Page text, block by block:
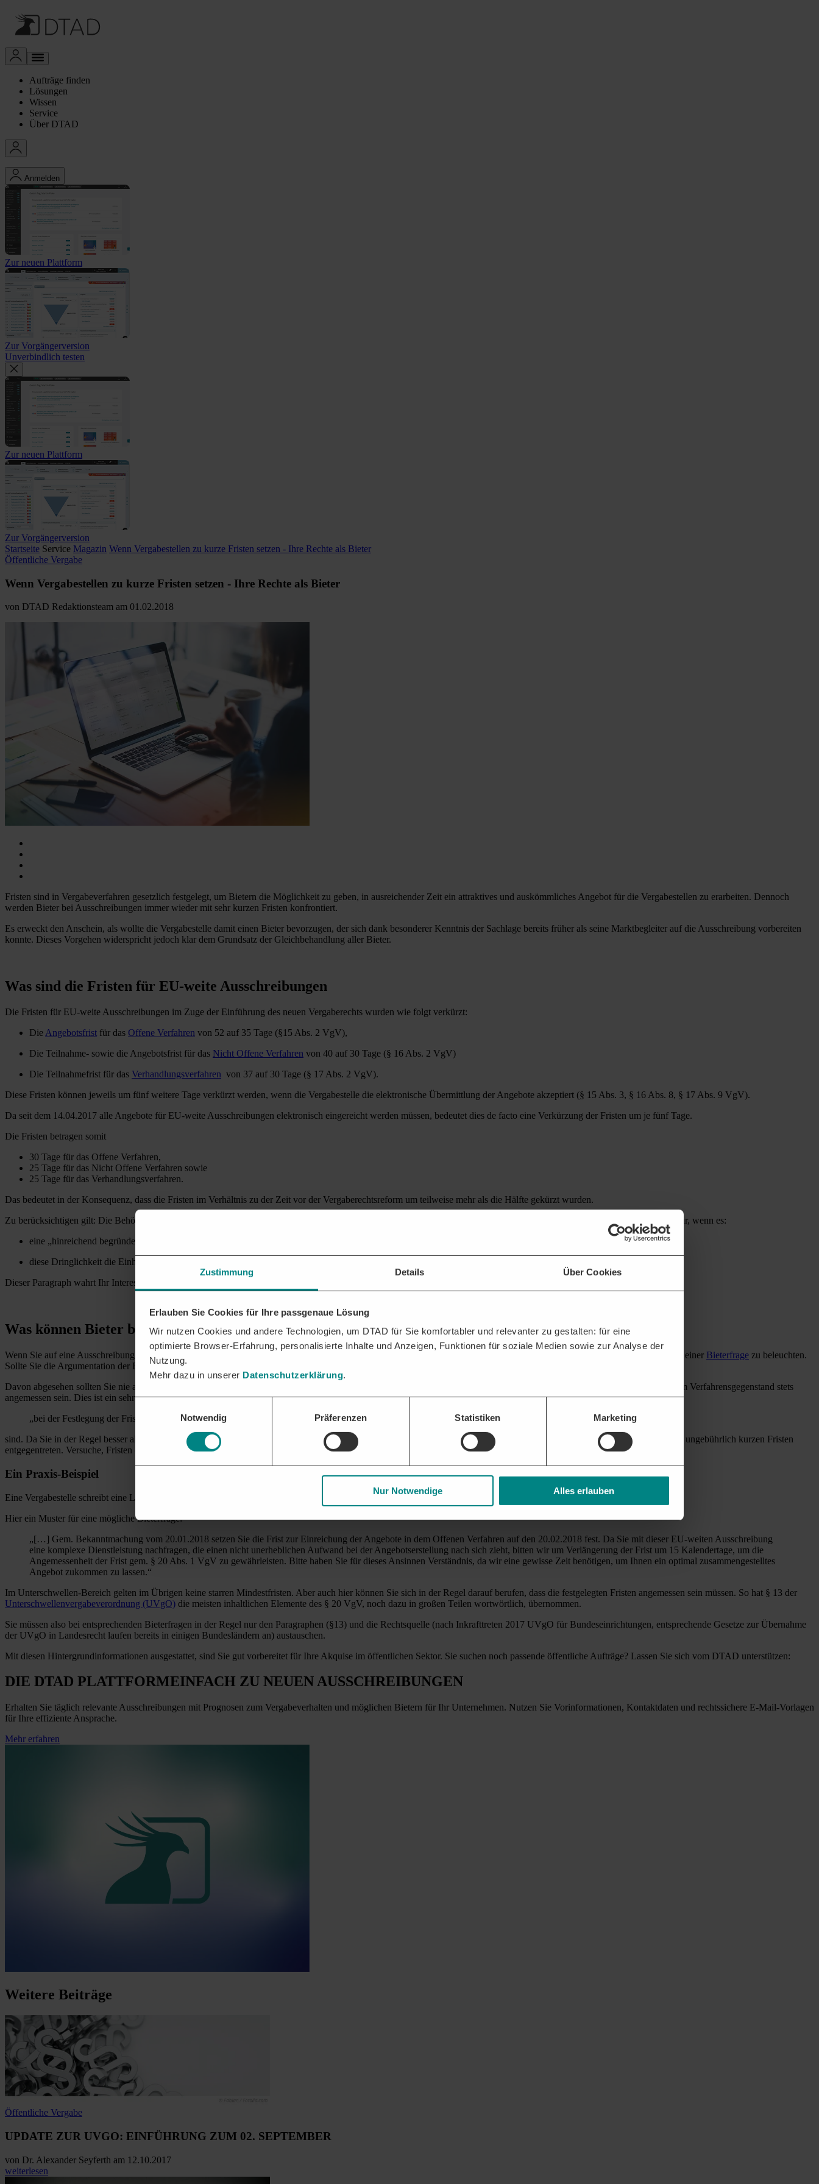
Zustimmung Details Über Cookies
Erlauben Sie Cookies für Ihre passgenaue Lösung
Wir nutzen Cookies und andere Technologien, um DTAD für Sie komfortabler und relevanter zu gestalten: für eine
optimierte Browser-Erfahrung, personalisierte Inhalte und Anzeigen, Funktionen für soziale Medien sowie zur Analyse der
Nutzung.
Mehr dazu in unserer Datenschutzerklärung.
Notwendig
Präferenzen Statistiken Marketing
Nur Notwendige Alles erlauben
Aufträge finden
Lösungen
Wissen
Service
Über DTAD
Anmelden
Zur neuen Plattform
Zur Vorgängerversion
Unverbindlich testen
Zur neuen Plattform
Zur Vorgängerversion
Startseite Service Magazin Wenn Vergabestellen zu kurze Fristen setzen - Ihre Rechte als Bieter
Öffentliche Vergabe
Wenn Vergabestellen zu kurze Fristen setzen - Ihre Rechte als Bieter
von DTAD Redaktionsteam am 01.02.2018
Fristen sind in Vergabeverfahren gesetzlich festgelegt, um Bietern die Möglichkeit zu geben, in ausreichender Zeit ein attraktives und auskömmliches Angebot für die Vergabestellen zu erarbeiten. Dennoch
werden Bieter bei Ausschreibungen immer wieder mit sehr kurzen Fristen konfrontiert.
Es erweckt den Anschein, als wollte die Vergabestelle damit einen Bieter bevorzugen, der sich dank besonderer Kenntnis der Sachlage bereits früher als seine Marktbegleiter auf die Ausschreibung vorbereiten
konnte. Dieses Vorgehen widerspricht jedoch klar dem Grundsatz der Gleichbehandlung aller Bieter.
Was sind die Fristen für EU-weite Ausschreibungen
Die Fristen für EU-weite Ausschreibungen im Zuge der Einführung des neuen Vergaberechts wurden wie folgt verkürzt:
Die Angebotsfrist für das Offene Verfahren von 52 auf 35 Tage (§15 Abs. 2 VgV),
Die Teilnahme- sowie die Angebotsfrist für das Nicht Offene Verfahren von 40 auf 30 Tage (§ 16 Abs. 2 VgV)
Die Teilnahmefrist für das Verhandlungsverfahren von 37 auf 30 Tage (§ 17 Abs. 2 VgV).
Diese Fristen können jeweils um fünf weitere Tage verkürzt werden, wenn die Vergabestelle die elektronische Übermittlung der Angebote akzeptiert (§ 15 Abs. 3, § 16 Abs. 8, § 17 Abs. 9 VgV).
Da seit dem 14.04.2017 alle Angebote für EU-weite Ausschreibungen elektronisch eingereicht werden müssen, bedeutet dies de facto eine Verkürzung der Fristen um je fünf Tage.
Die Fristen betragen somit
30 Tage für das Offene Verfahren,
25 Tage für das Nicht Offene Verfahren sowie
25 Tage für das Verhandlungsverfahren.
Das bedeutet in der Konsequenz, dass die Fristen im Verhältnis zu der Zeit vor der Vergaberechtsreform um teilweise mehr als die Hälfte gekürzt wurden.
Zu berücksichtigen gilt: Die Behörden können die Frist unter gewissen Umständen sogar auf nur noch 15 Tage verkürzen. Dies geht laut Gesetz (§ 15 Abs. 3 VgV et al.) aber nur, wenn es:
eine „hinreichend begründete Dringlichkeit“ für die Beschaffungsmaßnahme gibt,
diese Dringlichkeit die Einhaltung der normalen Frist unmöglich macht.
Dieser Paragraph wahrt Ihr Interesse als Bieter.
Was können Bieter bei ungebührlich kurzen Fristen tun?
Wenn Sie auf eine Ausschreibung treffen, in der die Frist aus Gründen der Dringlichkeit auf 15 Tage verkürzt wurde, haben Sie das Recht, diese unterstellte Dringlichkeit mittels einer Bieterfrage zu beleuchten.
Sollte Sie die Argumentation der Behörde nicht überzeugen, können Sie die Fristverkürzung
Davon abgesehen sollten Sie nie außer Acht lassen, dass die zitierten Fristen für die einzelnen Vergabearten lediglich Mindestfristen sind. Gem. § 20 VgV müssen die Fristen dem Verfahrensgegenstand stets
angemessen sein. Dies ist ein sehr wichtiger Paragraph, auf dessen Basis Sie mehr Zeit für die Angebotserstellung einfordern können. Denn in Absatz 1 § 20 VgV heißt es, dass
„bei der Festlegung der Fristen […] die Komplexität der Leistung und die Zeit für die Ausarbeitung der Angebote angemessen zu berücksichtigen“
sind. Da Sie in der Regel besser als die Vergabestelle einschätzen können, wie hoch der Aufwand für die Angebotserstellung ist, können Sie mit Hinweis auf diesen Paragraphen ungebührlich kurzen Fristen
entgegentreten. Versuche, Fristen ohne aussagekräftiger Begründung und zugunsten eines Bieters zu verkürzen, scheitern.
Ein Praxis-Beispiel
Eine Vergabestelle schreibt eine Leistung in einem Offenen Verfahren am 20.01.2018 aus und setzt eine Frist von 30 Tagen, da sie elektronisch eingereichte Angebote akzeptiert
Hier ein Muster für eine mögliche Bieterfrage:
„[…] Gem. Bekanntmachung vom 20.01.2018 setzen Sie die Frist zur Einreichung der Angebote in dem Offenen Verfahren auf den 20.02.2018 fest. Da Sie mit dieser EU-weiten Ausschreibung
eine komplexe Dienstleistung nachfragen, die einen nicht unerheblichen Aufwand bei der Angebotserstellung nach sich zieht, bitten wir um Verlängerung der Frist um 15 Kalendertage, um die
Angemessenheit der Frist gem. § 20 Abs. 1 VgV zu gewährleisten. Bitte haben Sie für dieses Ansinnen Verständnis, da wir eine gewisse Zeit benötigen, um Ihnen ein optimal zusammengestelltes
Angebot zukommen zu lassen.“
Im Unterschwellen-Bereich gelten im Übrigen keine starren Mindestfristen. Aber auch hier können Sie sich in der Regel darauf berufen, dass die festgelegten Fristen angemessen sein müssen. So hat § 13 der
Unterschwellenvergabeverordnung (UVgO) die meisten inhaltlichen Elemente des § 20 VgV, noch dazu in großen Teilen wortwörtlich, übernommen.
Sie müssen also bei entsprechenden Bieterfragen in der Regel nur den Paragraphen (§13) und die Rechtsquelle (nach Inkrafttreten 2017 UVgO für Bundeseinrichtungen, entsprechende Gesetze zur Übernahme
der UVgO in Landesrecht laufen bereits in einigen Bundesländern an) austauschen.
Mit diesen Hintergrundinformationen ausgestattet, sind Sie gut vorbereitet für Ihre Akquise im öffentlichen Sektor. Sie suchen noch passende öffentliche Aufträge? Lassen Sie sich vom DTAD unterstützen:
DIE DTAD PLATTFORMEINFACH ZU NEUEN AUSSCHREIBUNGEN
Erhalten Sie täglich relevante Ausschreibungen mit Prognosen zum Vergabeverhalten und möglichen Bietern für Ihr Unternehmen. Nutzen Sie Vorinformationen, Kontaktdaten und rechtssichere E-Mail-Vorlagen
für Ihre effiziente Ansprache.
Mehr erfahren
Weitere Beiträge
Öffentliche Vergabe
UPDATE ZUR UVGO: EINFÜHRUNG ZUM 02. SEPTEMBER
von Dr. Alexander Seyferth am 12.10.2017
weiterlesen